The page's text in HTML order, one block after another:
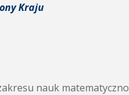
Kraju
nauk